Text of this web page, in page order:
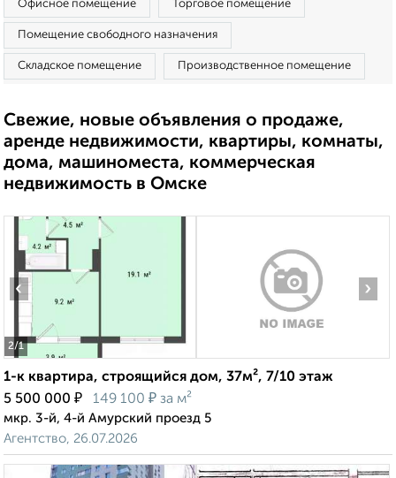
Офисное помещение Торговое помещение
Помещение свободного назначения
Складское помещение Производственное помещение
Свежие, новые объявления о продаже,
аренде недвижимости, квартиры, комнаты,
дома, машиноместа, коммерческая
недвижимость в Омске
2/1
‹ ›
1-к квартира, строящийся дом, 37м², 7/10 этаж
5 500 000 ₽ 149 100 ₽ за м²
мкр. 3-й, 4-й Амурский проезд 5
Агентство, 26.07.2026